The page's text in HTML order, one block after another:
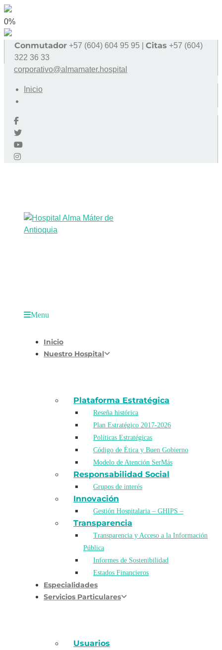
0%
Conmutador +57 (604) 604 95 95 | Citas +57 (604)
322 36 33
corporativo@almamater.hospital
Inicio
Menu
Inicio
Nuestro Hospital
Plataforma Estratégica
Reseña histórica
Plan Estratégico 2017-2026
Políticas Estratégicas
Código de Ética y Buen Gobierno
Modelo de Atención SerMás
Responsabilidad Social
Grupos de interés
Innovación
Gestión Hospitalaria – GHIPS –
Transparencia
Transparencia y Acceso a la Información
Pública
Informes de Sostenibilidad
Estados Financieros
Especialidades
Servicios Particulares
Usuarios